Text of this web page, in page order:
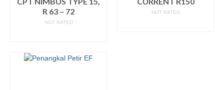
R 63 – 72
NOT RATED
NOT RATED